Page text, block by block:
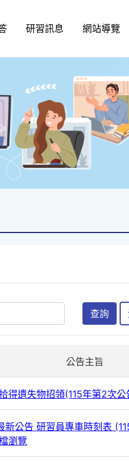
研習訊息 網站導覽
查詢
公告主旨
得遺失物招領(115年第2次公
新公告 研習員專車時刻表
瀏覽